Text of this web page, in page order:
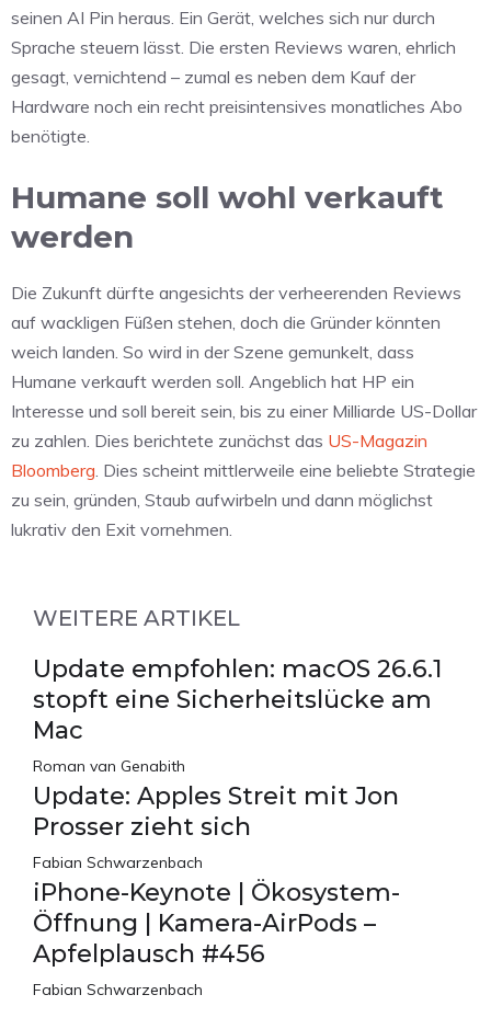
seinen AI Pin heraus. Ein Gerät, welches sich nur durch
Sprache steuern lässt. Die ersten Reviews waren, ehrlich
gesagt, vernichtend – zumal es neben dem Kauf der
Hardware noch ein recht preisintensives monatliches Abo
benötigte.
Humane soll wohl verkauft
werden
Die Zukunft dürfte angesichts der verheerenden Reviews
auf wackligen Füßen stehen, doch die Gründer könnten
weich landen. So wird in der Szene gemunkelt, dass
Humane verkauft werden soll. Angeblich hat HP ein
Interesse und soll bereit sein, bis zu einer Milliarde US-Dollar
zu zahlen. Dies berichtete zunächst das US-Magazin
Bloomberg . Dies scheint mittlerweile eine beliebte Strategie
zu sein, gründen, Staub aufwirbeln und dann möglichst
lukrativ den Exit vornehmen.
WEITERE ARTIKEL
Update empfohlen: macOS 26.6.1
stopft eine Sicherheitslücke am
Mac
Roman van Genabith
Update: Apples Streit mit Jon
Prosser zieht sich
Fabian Schwarzenbach
iPhone-Keynote | Ökosystem-
Öffnung | Kamera-AirPods –
Apfelplausch #456
Fabian Schwarzenbach